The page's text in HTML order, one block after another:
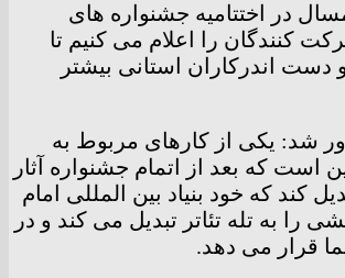
در اختتامیه جشنواره های
کنندگان را اعلام می کنیم تا
دست اندرکاران استانی بیشتر
شد: یکی از کارهای مربوط به
است که بعد از اتمام جشنواره آثار
کند که خود بنیاد بین المللی امام
را به تله تئاتر تبدیل می کند و در
قرار می دهد.